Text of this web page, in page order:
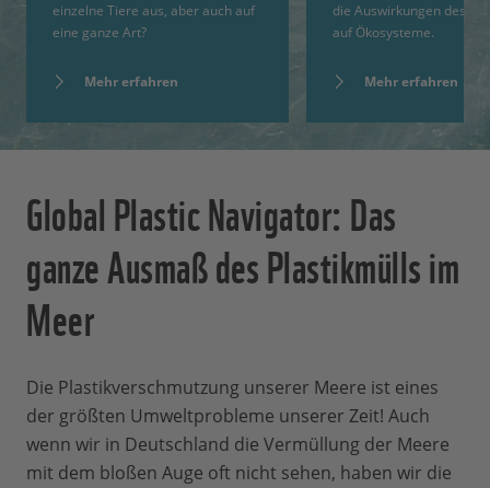
einzelne Tiere aus, aber auch auf
eine ganze Art?
Mehr erfahren
die Auswirkungen des
auf Ökosysteme.
Mehr erfahren
Global Plastic Navigator: Das
ganze Ausmaß des Plastikmülls im
Meer
Die Plastikverschmutzung unserer Meere ist eines
der größten Umweltprobleme unserer Zeit! Auch
wenn wir in Deutschland die Vermüllung der Meere
mit dem bloßen Auge oft nicht sehen, haben wir die